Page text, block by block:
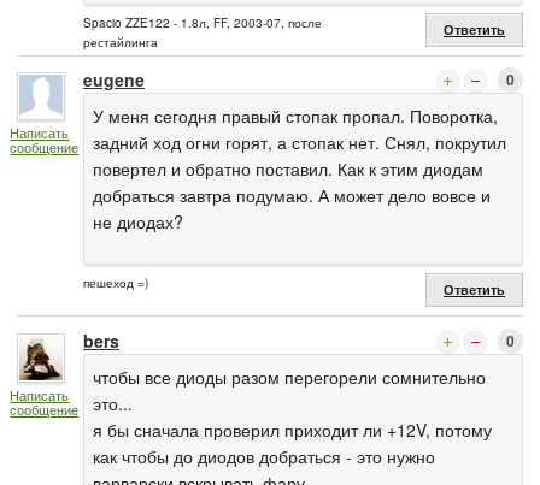
Spacio ZZE122 - 1.8л, FF, 2003-07, после
рестайлинга
Ответить
Написать
сообщение
eugene 0
У меня сегодня правый стопак пропал. Поворотка,
задний ход огни горят, а стопак нет. Снял, покрутил
повертел и обратно поставил. Как к этим диодам
добраться завтра подумаю. А может дело вовсе и
не диодах?
пешеход =) Ответить
Написать
сообщение
bers 0
чтобы все диоды разом перегорели сомнительно
это...
я бы сначала проверил приходит ли +12V, потому
как чтобы до диодов добраться - это нужно